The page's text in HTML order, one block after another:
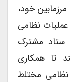
کردن مرزمابین خود،
نظامی
مشترک
تا همکاری
مختلط